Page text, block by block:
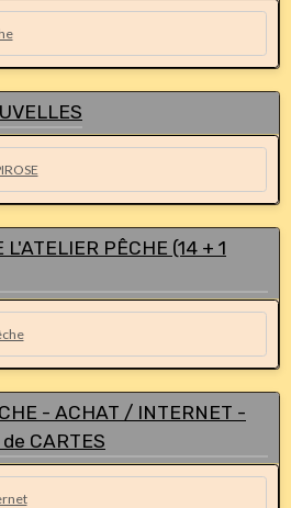
PÊCHE (14 + 1
- ACHAT / INTERNET -
CARTES